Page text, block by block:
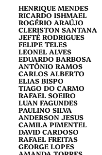
HENRIQUE MENDES
RICARDO ISHMAEL
ROGÉRIO ARAÚJO
CLERISTON SANTANA
JEFTÉ RODRIGUES
FELIPE TELES
LEONEL ALVES
EDUARDO BARBOSA
ANTÔNIO RAMOS
CARLOS ALBERTO
ELIAS BISPO
TIAGO DO CARMO
RAFAEL SOEIRO
LUAN FAGUNDES
PAULINO SILVA
ANDERSON JESUS
CAMILA PIMENTEL
DAVID CARDOSO
RAFAEL FREITAS
GEORGE LOPES